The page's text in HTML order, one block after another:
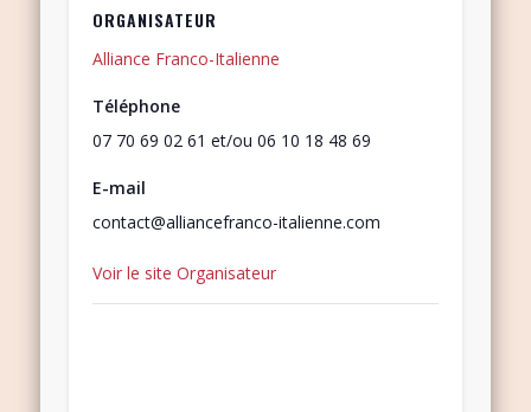
ORGANISATEUR
Alliance Franco-Italienne
Téléphone
07 70 69 02 61 et/ou 06 10 18 48 69
E-mail
contact@alliancefranco-italienne.com
Voir le site Organisateur